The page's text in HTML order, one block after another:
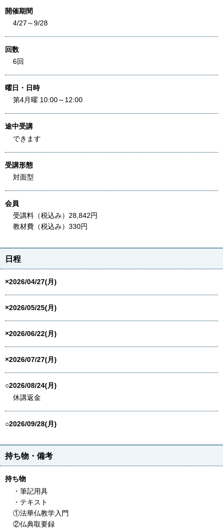
開催期間
4/27～9/28
回数
6回
曜日・日時
第4月曜 10:00～12:00
途中受講
できます
受講形態
対面型
会員
受講料（税込み）28,842円
教材費（税込み）330円
日程
×2026/04/27(月)
×2026/05/25(月)
×2026/06/22(月)
×2026/07/27(月)
○2026/08/24(月)
休講返金
○2026/09/28(月)
持ち物・備考
持ち物
・筆記用具
・テキスト
①法華仏教学入門
②仏典取要録